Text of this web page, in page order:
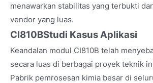
menawarkan stabilitas yang terbukti
vendor yang luas.
CI810BStudi Kasus Aplikasi
Keandalan modul CI810B telah
secara luas di berbagai proyek teknik
Pabrik pemrosesan kimia besar di